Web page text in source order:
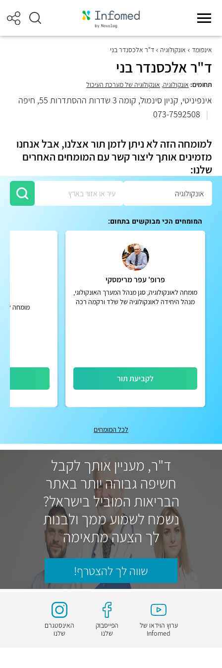
אינפומד אונקולוגיה ד"ר אלכסנדר בני
ד"ר אלכסנדר בני
תחומים: אונקולוגיה, אונקולוגיה של מערכת העיכול
אינפיניטי, קניון סינמול, קומה 3 שדרות ההסתדרות 55, חיפה
|
073-7592508
למומחה הזה לא ניתן לזמן תור אצלנו, אבל אנחנו
מזמינים אותך ליצור קשר עם המומחים האחרים
שלנו:
המומחים הכי מבוקשים בתחום:
פרופ' עפר מרימסקי
מומחה לאונקולוגיה, סגן מנהל המערך האונקולוגי,
מנהל היחידה לאונקולוגיה של שלד ורקמה רכה
לקביעת תור
מומחה
לכל המומחים
ד"ר, מעניין אותך לקבל
חשיפה גבוהה יותר באתר
הבריאות המוביל בישראל?
נשמח לשמוע ממך ולבנות
לך הצעה מתאימה
שווה לך להצטרף!
ערוץ הוידאו של
Infomed
הפייסבוק
שלנו
האינסטגרם
שלנו